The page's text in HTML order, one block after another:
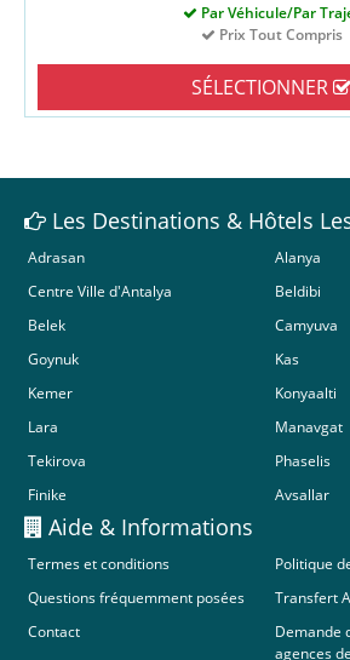
Par Véhicule/Par
Prix Tout Compris
SÉLECTIONNER
Les Destinations & Hôtels
Adrasan
Alanya
Centre Ville d'Antalya
Beldibi
Belek
Camyuva
Goynuk
Kas
Kemer
Konyaalti
Lara
Manavgat
Tekirova
Phaselis
Finike
Avsallar
Aide & Informations
Termes et conditions
Politique
Questions fréquemment posées
Transfert
Contact
Demande
agences